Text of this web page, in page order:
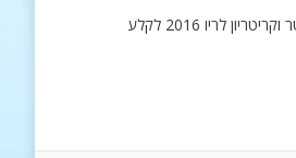
מדליית ארד לסרגיי ריכטר וקריטריון לריו 2016 לקלע